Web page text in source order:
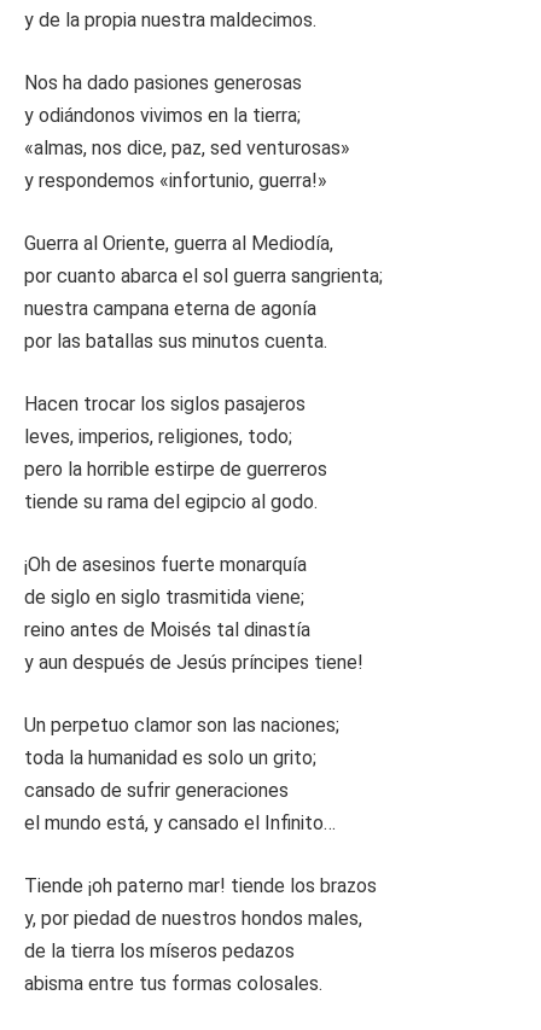
y de la propia nuestra maldecimos.
Nos ha dado pasiones generosas
y odiándonos vivimos en la tierra;
«almas, nos dice, paz, sed venturosas»
y respondemos «infortunio, guerra!»
Guerra al Oriente, guerra al Mediodía,
por cuanto abarca el sol guerra sangrienta;
nuestra campana eterna de agonía
por las batallas sus minutos cuenta.
Hacen trocar los siglos pasajeros
leves, imperios, religiones, todo;
pero la horrible estirpe de guerreros
tiende su rama del egipcio al godo.
¡Oh de asesinos fuerte monarquía
de siglo en siglo trasmitida viene;
reino antes de Moisés tal dinastía
y aun después de Jesús príncipes tiene!
Un perpetuo clamor son las naciones;
toda la humanidad es solo un grito;
cansado de sufrir generaciones
el mundo está, y cansado el Infinito…
Tiende ¡oh paterno mar! tiende los brazos
y, por piedad de nuestros hondos males,
de la tierra los míseros pedazos
abisma entre tus formas colosales.